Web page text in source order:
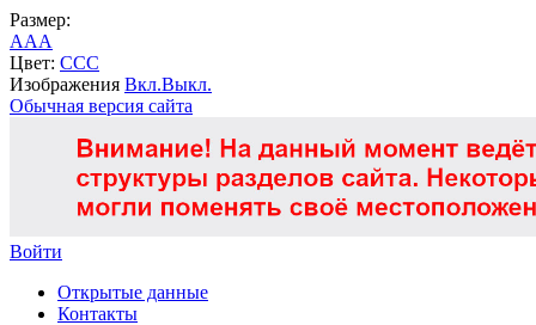
Размер:
AAA
Цвет: CCC
Изображения Вкл.Выкл.
Обычная версия сайта
Войти
Открытые данные
Контакты